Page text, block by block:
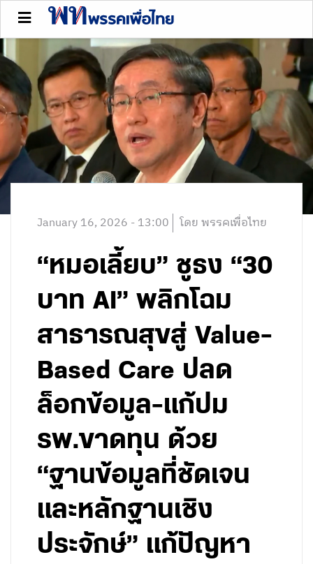
January 16, 2026 - 13:00 โดย พรรคเพื่อไทย
“หมอเลี้ยบ” ชูธง “30
บาท AI” พลิกโฉม
สาธารณสุขสู่ Value-
Based Care ปลด
ล็อกข้อมูล-แก้ปม
รพ.ขาดทุน ด้วย
“ฐานข้อมูลที่ชัดเจน
และหลักฐานเชิง
ประจักษ์” แก้ปัญหา